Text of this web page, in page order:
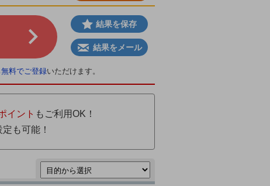
結果を保存
結果をメール
無料でご登録いただけます。
イント もご利用OK！
も可能！